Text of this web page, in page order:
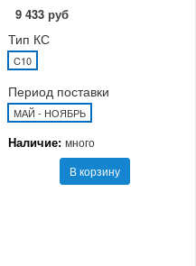
9 433 руб
Тип КС
C10
Период поставки
МАЙ - НОЯБРЬ
Наличие: много
В корзину